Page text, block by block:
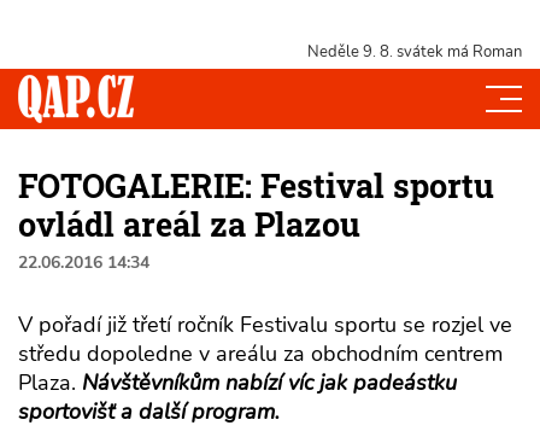
Neděle 9. 8. svátek má Roman
FOTOGALERIE: Festival sportu
ovládl areál za Plazou
22.06.2016 14:34
V pořadí již třetí ročník Festivalu sportu se rozjel ve
středu dopoledne v areálu za obchodním centrem
Plaza. Návštěvníkům nabízí víc jak padeástku
sportovišť a další program.